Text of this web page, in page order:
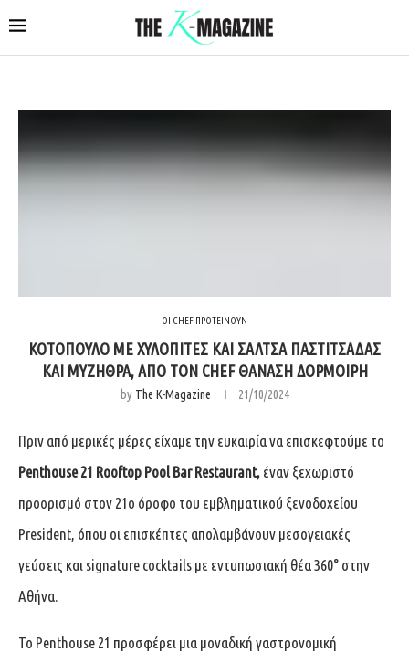
ΟΙ CHEF ΠΡΟΤΕΙΝΟΥΝ
ΚΟΤΟΠΟΥΛΟ ΜΕ ΧΥΛΟΠΙΤΕΣ ΚΑΙ ΣΑΛΤΣΑ ΠΑΣΤΙΤΣΑΔΑΣ
ΚΑΙ ΜΥΖΗΘΡΑ, ΑΠΟ ΤΟΝ CHEF ΘΑΝΑΣΗ ΔΟΡΜΟΙΡΗ
by The K-Magazine 21/10/2024
Πριν από μερικές μέρες είχαμε την ευκαιρία να επισκεφτούμε το
Penthouse 21 Rooftop Pool Bar Restaurant, έναν ξεχωριστό
προορισμό στον 21ο όροφο του εμβληματικού ξενοδοχείου
President, όπου οι επισκέπτες απολαμβάνουν μεσογειακές
γεύσεις και signature cocktails με εντυπωσιακή θέα 360° στην
Αθήνα.
Το Penthouse 21 προσφέρει μια μοναδική γαστρονομική